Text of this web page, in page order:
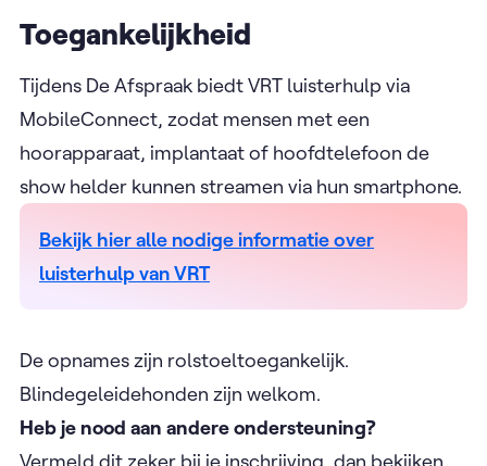
Toegankelijkheid
Tijdens De Afspraak biedt VRT luisterhulp via
MobileConnect, zodat mensen met een
hoorapparaat, implantaat of hoofdtelefoon de
show helder kunnen streamen via hun smartphone.
Bekijk hier alle nodige informatie over
luisterhulp van VRT
De opnames zijn rolstoeltoegankelijk.
Blindegeleidehonden zijn welkom.
Heb je nood aan andere ondersteuning?
Vermeld dit zeker bij je inschrijving, dan bekijken